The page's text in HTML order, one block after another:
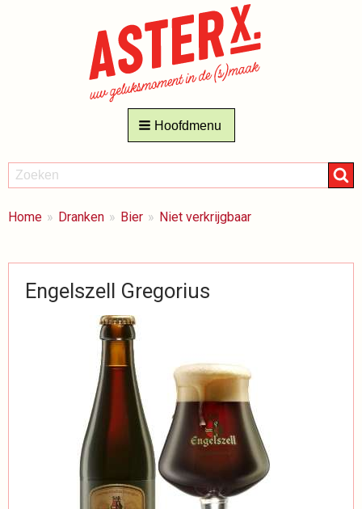
Hoofdmenu
ZOEKEN
Zoeken
BREADCRUMBS
Je
Home Dranken Bier Niet verkrijgbaar
Engelszell Gregorius